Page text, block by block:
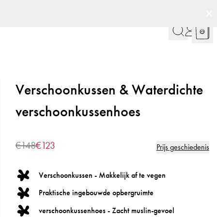
Verschoonkussen & Waterdichte
verschoonkussenhoes
€148€123 Prijs geschiedenis
Verschoonkussen - Makkelijk af te vegen
Praktische ingebouwde opbergruimte
verschoonkussenhoes - Zacht muslin-gevoel